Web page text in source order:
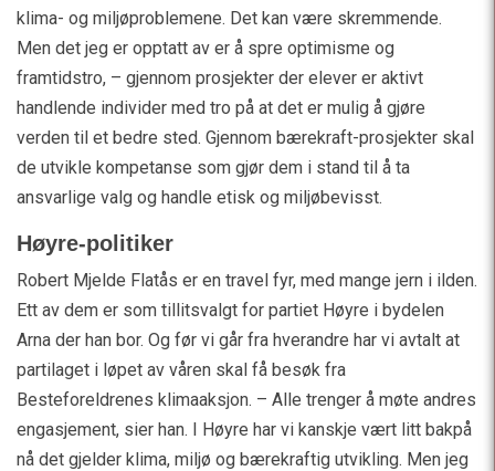
klima- og miljøproblemene. Det kan være skremmende.
Men det jeg er opptatt av er å spre optimisme og
framtidstro, – gjennom prosjekter der elever er aktivt
handlende individer med tro på at det er mulig å gjøre
verden til et bedre sted. Gjennom bærekraft-prosjekter skal
de utvikle kompetanse som gjør dem i stand til å ta
ansvarlige valg og handle etisk og miljøbevisst.
Høyre-politiker
Robert Mjelde Flatås er en travel fyr, med mange jern i ilden.
Ett av dem er som tillitsvalgt for partiet Høyre i bydelen
Arna der han bor. Og før vi går fra hverandre har vi avtalt at
partilaget i løpet av våren skal få besøk fra
Besteforeldrenes klimaaksjon. – Alle trenger å møte andres
engasjement, sier han. I Høyre har vi kanskje vært litt bakpå
nå det gjelder klima, miljø og bærekraftig utvikling. Men jeg